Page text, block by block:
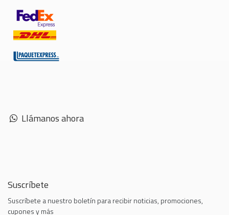
Llámanos ahora
Suscríbete
Suscríbete a nuestro boletín para recibir noticias, promociones,
cupones y más